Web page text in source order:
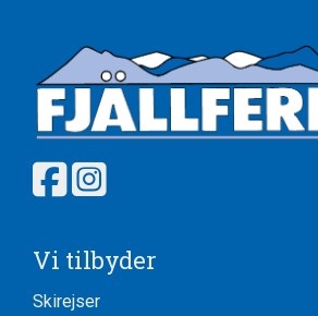
Vi tilbyder
Skirejser